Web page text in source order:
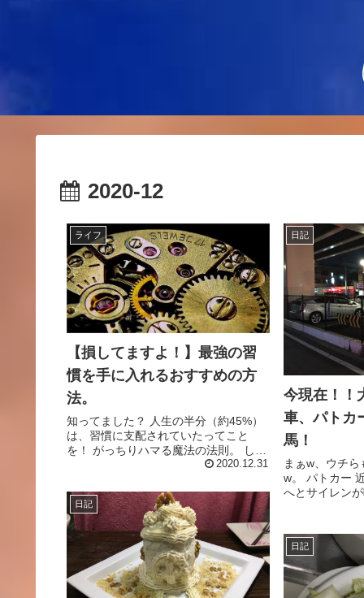
2020-12
ライフ
【損してますよ！】最強の習
慣を手に入れるおすすめの方
法。
知ってました？ 人生の半分（約45%）
は、習慣に支配されていたってこと
を！ がっちりハマる魔法の法則。 しか
も、それだけではありません、睡眠時
ということは、自分が意識できてる時
間は、たったの25%しかな...
2020.12.31
日記
今現在！！
車、パトカ
馬！
まぁw、ウチ
w。 パトカー
へとサイレン
とに、、、 キ
う一台とやっ
日記
日記